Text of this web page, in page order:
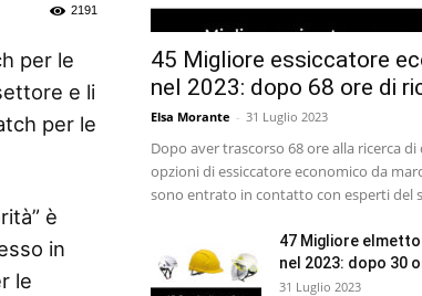
2191
per le
e li
per le
è
in
le
45 Migliore essiccatore
nel 2023: dopo 68 ore di
Elsa Morante - 31 Luglio 2023
Dopo aver trascorso 68 ore alla ricerca di
opzioni di essiccatore economico da
sono entrato in contatto con esperti del
47 Migliore
nel 2023: dopo 30
31 Luglio 2023